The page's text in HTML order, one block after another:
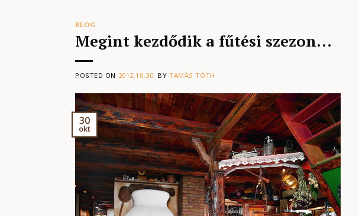
BLOG
Megint kezdődik a fűtési szezon…
POSTED ON 2012.10.30. BYTAMÁS TÓTH
30
okt